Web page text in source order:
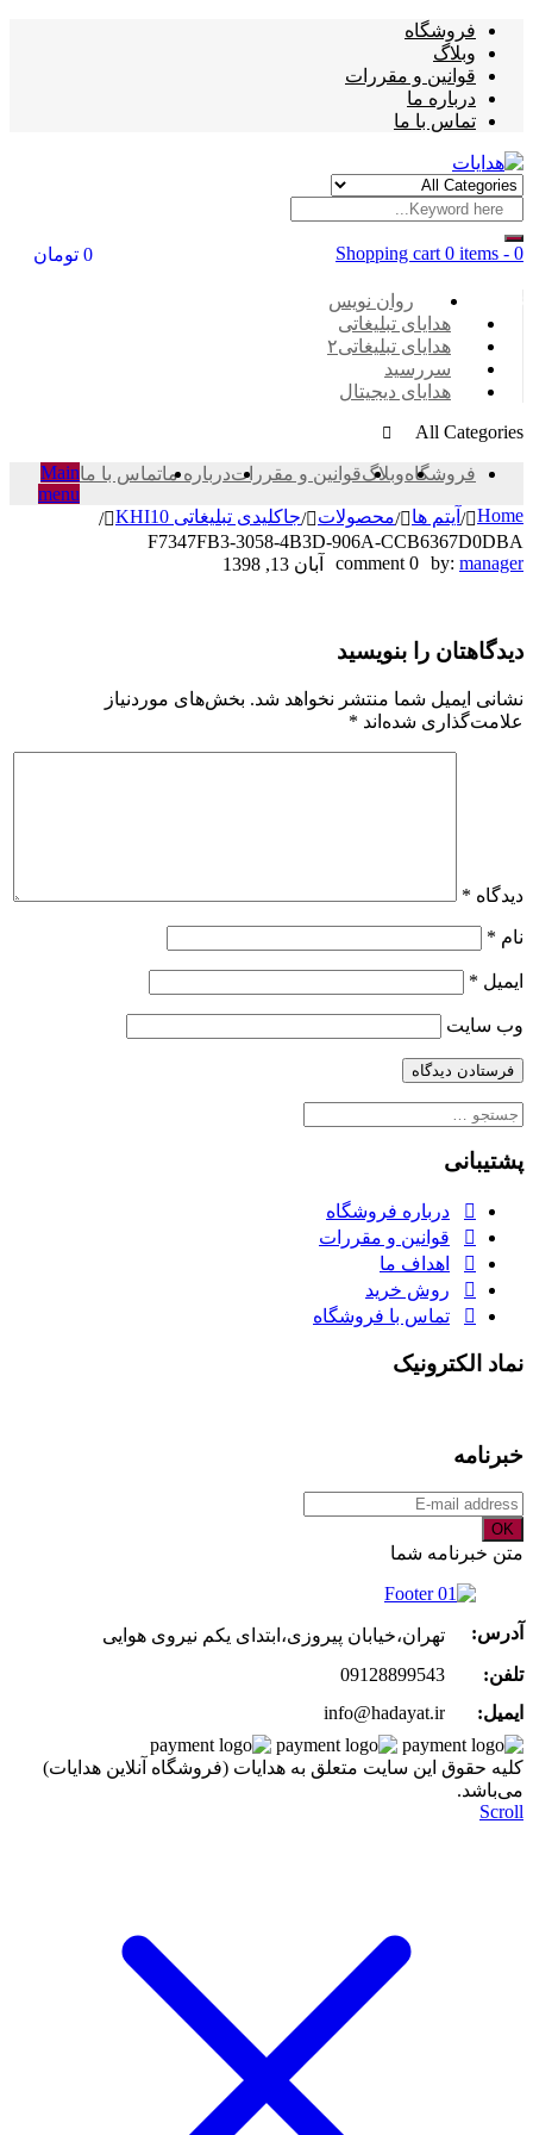
فروشگاه
وبلاگ
قوانین و مقررات
درباره ما
تماس با ما
Shopping cart 0 items -
0 تومان 0
Categories
روان نویس
هدایای تبلیغاتی
هدایای تبلیغاتی۲
سررسید
هدایای دیجیتال
All Categories
فروشگاهوبلاگقوانین و مقرراتدرباره ماتماس با ماMain
menu
Home
/ آیتم ها /محصولات /جاکلیدی تبلیغاتی KHI10
/
F7347FB3-3058-4B3D-906A-CCB6367D0DBA
F7347FB3-
4B3D-
906A-
CCB6367D0DBA
by: manager
0 comment آبان 13, 1398
دیدگاهتان را بنویسید
نشانی ایمیل شما منتشر نخواهد شد. بخش‌های موردنیاز
علامت‌گذاری شده‌اند *
دیدگاه *
نام *
ایمیل *
وب‌ سایت
جستجو
پشتیبانی
درباره فروشگاه
قوانین و مقررات
اهداف ما
روش خرید
تماس با فروشگاه
نماد الکترونیک
خبرنامه
OK
متن خبرنامه شما
آدرس:
تهران،خیابان پیروزی،ابتدای یکم نیروی هوایی
تلفن:
09128899543
ایمیل:
info@hadayat.ir
کليه حقوق اين سايت متعلق به هدایات (فروشگاه آنلاین هدایات)
می‌باشد.
Scroll